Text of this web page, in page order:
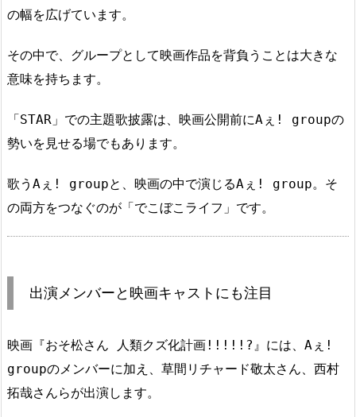
の幅を広げています。
その中で、グループとして映画作品を背負うことは大きな
意味を持ちます。
「STAR」での主題歌披露は、映画公開前にAぇ! groupの
勢いを見せる場でもあります。
歌うAぇ! groupと、映画の中で演じるAぇ! group。そ
の両方をつなぐのが「でこぼこライフ」です。
出演メンバーと映画キャストにも注目
映画『おそ松さん 人類クズ化計画!!!!!?』には、Aぇ!
groupのメンバーに加え、草間リチャード敬太さん、西村
拓哉さんらが出演します。